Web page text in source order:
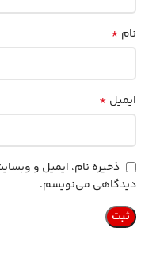
نام *
ایمیل *
ذخیره نام، ایمیل و
دیدگاهی می‌نویسم.